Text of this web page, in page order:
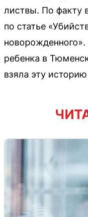
листвы. По факту
по статье
ребенка в
взяла эту